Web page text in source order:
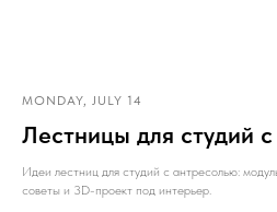
MONDAY, JULY 14
Лестницы для студий
Идеи лестниц для студий с антресолью:
советы и 3D-проект под интерьер.